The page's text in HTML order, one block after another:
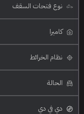
نوع فتحات السقف
كاميرا
نظام الخرائط
الحالة
دي في دي